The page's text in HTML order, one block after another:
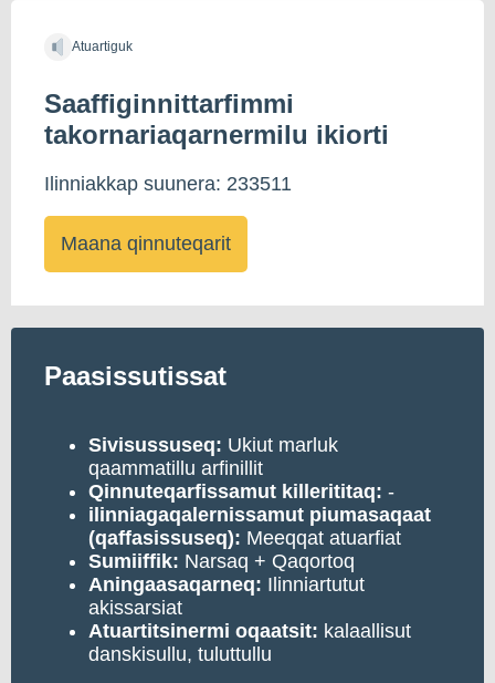
Atuartiguk
Saaffiginnittarfimmi
takornariaqarnermilu ikiorti
Ilinniakkap suunera: 233511
Maana qinnuteqarit
Paasissutissat
Sivisussuseq: Ukiut marluk
qaammatillu arfinillit
Qinnuteqarfissamut killerititaq: -
ilinniagaqalernissamut piumasaqaat
(qaffasissuseq): Meeqqat atuarfiat
Sumiiffik: Narsaq + Qaqortoq
Aningaasaqarneq: Ilinniartutut
akissarsiat
Atuartitsinermi oqaatsit: kalaallisut
danskisullu, tuluttullu